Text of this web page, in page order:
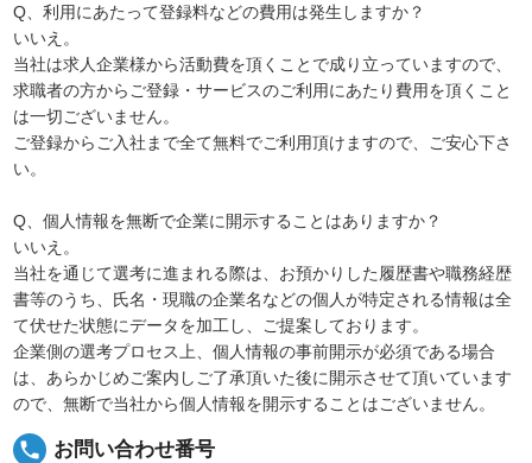
Q、利用にあたって登録料などの費用は発生しますか？
いいえ。
当社は求人企業様から活動費を頂くことで成り立っていますので、
求職者の方からご登録・サービスのご利用にあたり費用を頂くこと
は一切ございません。
ご登録からご入社まで全て無料でご利用頂けますので、ご安心下さ
い。
Q、個人情報を無断で企業に開示することはありますか？
いいえ。
当社を通じて選考に進まれる際は、お預かりした履歴書や職務経歴
書等のうち、氏名・現職の企業名などの個人が特定される情報は全
て伏せた状態にデータを加工し、ご提案しております。
企業側の選考プロセス上、個人情報の事前開示が必須である場合
は、あらかじめご案内しご了承頂いた後に開示させて頂いています
ので、無断で当社から個人情報を開示することはございません。
local_phone お問い合わせ番号